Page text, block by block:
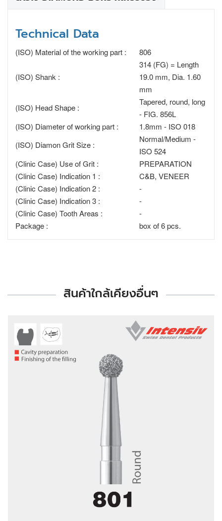
Technical Data
(ISO) Material of the working part : 806
(ISO) Shank :
314 (FG) = Length
19.0 mm, Dia. 1.60
mm
(ISO) Head Shape :
Tapered, round, long
- FIG. 856L
(ISO) Diameter of working part :
1.8mm - ISO 018
(ISO) Diamon Grit Size :
Normal/Medium -
ISO 524
(Clinic Case) Use of Grit :
PREPARATION
(Clinic Case) Indication 1 :
C&B, VENEER
(Clinic Case) Indication 2 :
-
(Clinic Case) Indication 3 :
-
(Clinic Case) Tooth Areas :
-
Package :
box of 6 pcs.
สินค้าใกล้เคียงอื่นๆ